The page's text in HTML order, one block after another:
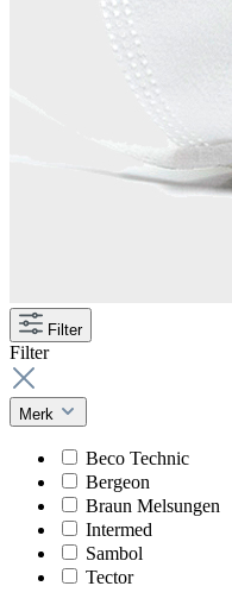
Filter
Filter
Merk
Beco Technic
Bergeon
Braun Melsungen
Intermed
Sambol
Tector